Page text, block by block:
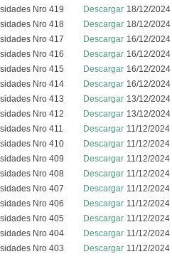
Nro 419 Descargar 18/12/2024
Nro 418 Descargar 18/12/2024
Nro 417 Descargar 16/12/2024
Nro 416 Descargar 16/12/2024
Nro 415 Descargar 16/12/2024
Nro 414 Descargar 16/12/2024
Nro 413 Descargar 13/12/2024
Nro 412 Descargar 13/12/2024
Nro 411 Descargar 11/12/2024
Nro 410 Descargar 11/12/2024
Nro 409 Descargar 11/12/2024
Nro 408 Descargar 11/12/2024
Nro 407 Descargar 11/12/2024
Nro 406 Descargar 11/12/2024
Nro 405 Descargar 11/12/2024
Nro 404 Descargar 11/12/2024
Nro 403 Descargar 11/12/2024